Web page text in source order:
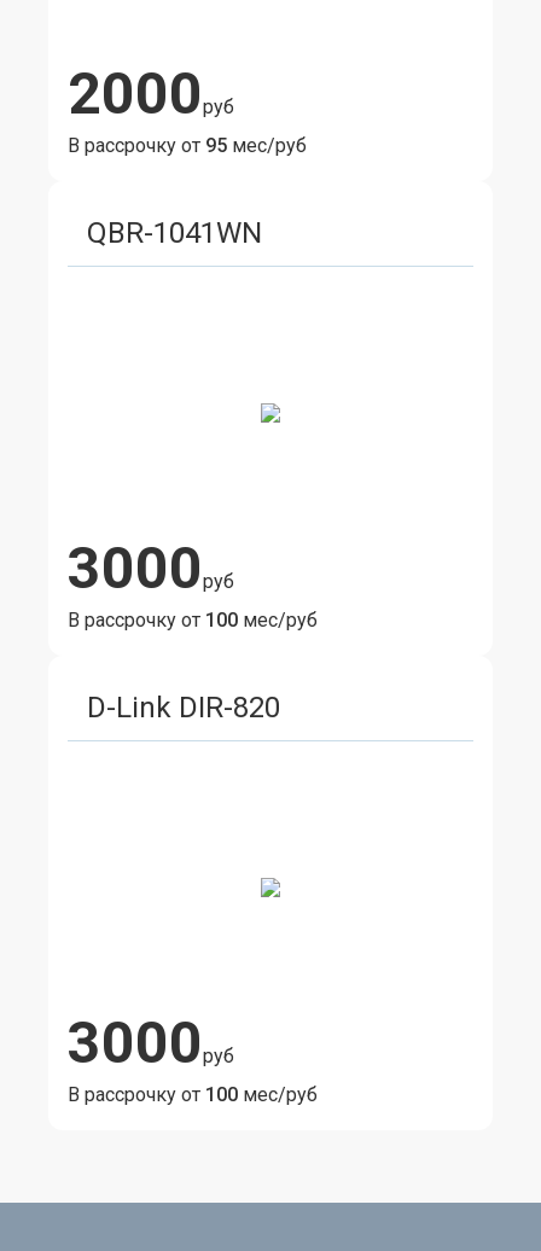
2000руб
В рассрочку от 95 мес/руб
QBR-1041WN
3000руб
В рассрочку от 100 мес/руб
D-Link DIR-820
3000руб
В рассрочку от 100 мес/руб